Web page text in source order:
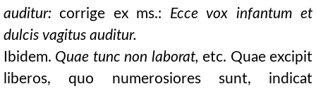
auditur: corrige ex ms.: Ecce vox infantum et
dulcis vagitus auditur.
Ibidem. Quae tunc non laborat, etc. Quae excipit
liberos, quo numerosiores sunt, indicat